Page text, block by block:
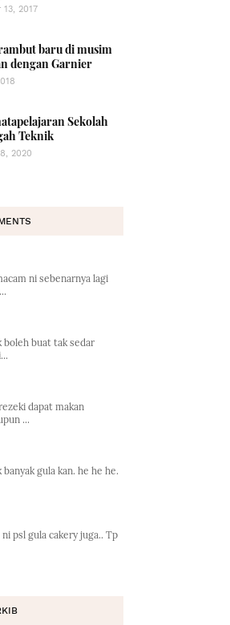
13, 2017
baru di musim
dengan Garnier
Sekolah
Teknik
2020
ni sebenarnya lagi
boleh buat tak sedar
dapat makan
...
gula kan. he he he.
psl gula cakery juga.. Tp